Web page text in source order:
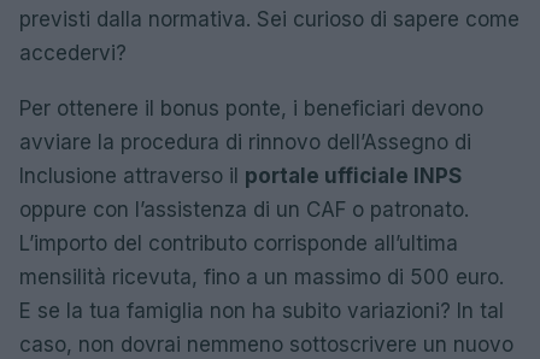
previsti dalla normativa. Sei curioso di sapere come
accedervi?
Per ottenere il bonus ponte, i beneficiari devono
avviare la procedura di rinnovo dell’Assegno di
Inclusione attraverso il portale ufficiale INPS
oppure con l’assistenza di un CAF o patronato.
L’importo del contributo corrisponde all’ultima
mensilità ricevuta, fino a un massimo di 500 euro.
E se la tua famiglia non ha subito variazioni? In tal
caso, non dovrai nemmeno sottoscrivere un nuovo